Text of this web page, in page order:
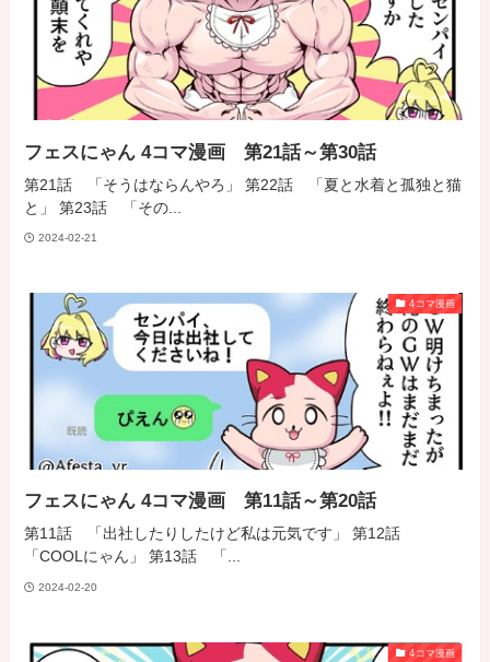
フェスにゃん 4コマ漫画 第21話～第30話
第21話 「そうはならんやろ」 第22話 「夏と水着と孤独と猫
と」 第23話 「その...
2024-02-21
4コマ漫画
フェスにゃん 4コマ漫画 第11話～第20話
第11話 「出社したりしたけど私は元気です」 第12話
「COOLにゃん」 第13話 「...
2024-02-20
4コマ漫画